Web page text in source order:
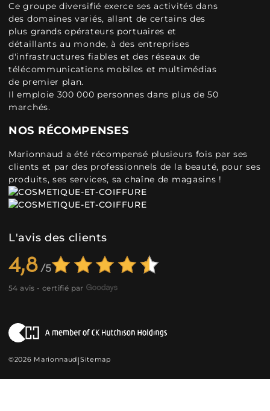
Ce groupe diversifié exerce ses activités dans
des domaines variés, allant de certains des
plus grands opérateurs portuaires et
détaillants au monde, à des entreprises
d'infrastructures fiables et des réseaux de
télécommunications mobiles et multimédias
de premier plan.
Il emploie 300 000 personnes dans plus de 50
marchés.
NOS RÉCOMPENSES
Marionnaud a été récompensé plusieurs fois par ses
clients et par des professionnels de la beauté, pour ses
produits, ses services, sa chaîne de magasins !
L'avis des clients
4,8
54 avis - certifié par
©2026 Marionnaud|Sitemap